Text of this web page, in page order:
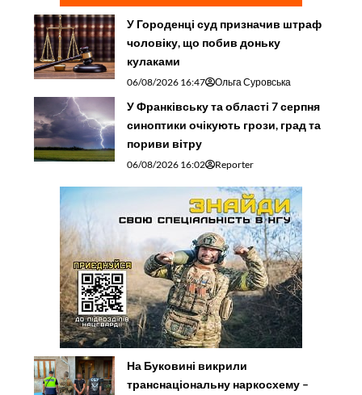
У Городенці суд призначив штраф
чоловіку, що побив доньку
кулаками
06/08/2026 16:47 Ольга Суровська
У Франківську та області 7 серпня
синоптики очікують грози, град та
пориви вітру
06/08/2026 16:02 Reporter
На Буковині викрили
транснаціональну наркосхему –